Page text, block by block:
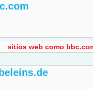
sitios web como